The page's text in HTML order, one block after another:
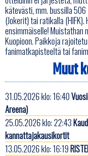
kätevästi, mm. bussilla
(Jokerit) tai ratikalla
ensimmäiselle! Muistathan
Kuopioon. Paikkoja
fanimatkapisteeltä tai
Muut
31.05.2026 klo: 16:40
Areena)
25.05.2026 klo: 22:43
kannattajakausikortit
13.05.2026 klo: 16:19